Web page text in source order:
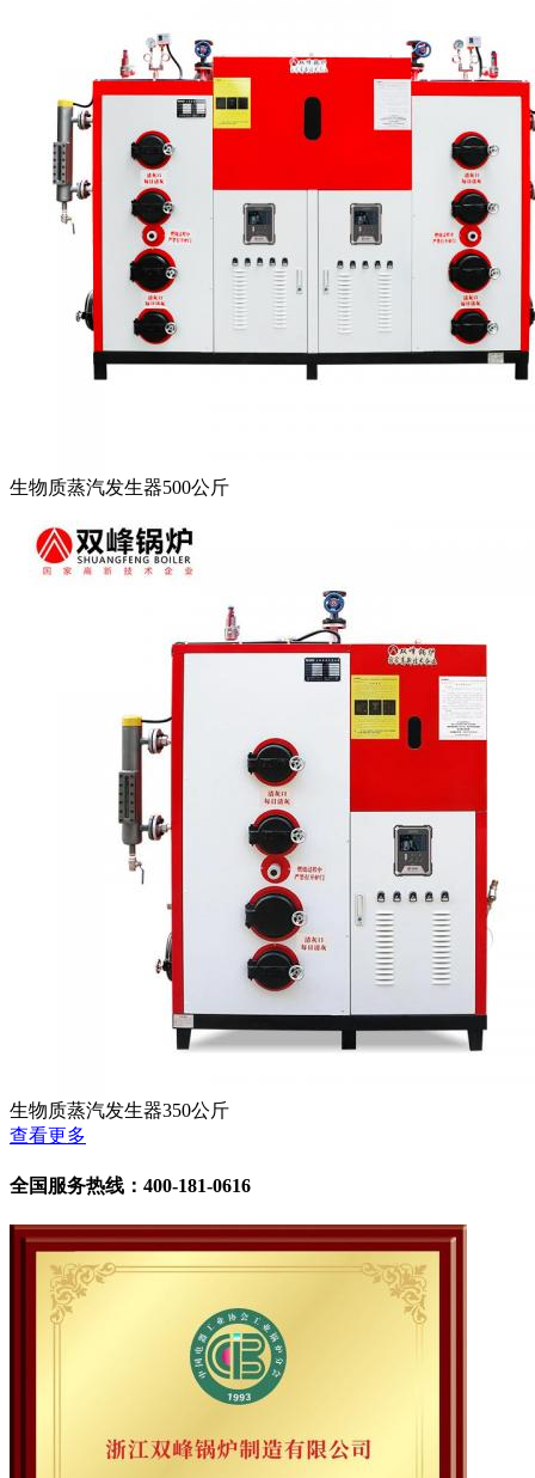
生物质蒸汽发生器500公斤
生物质蒸汽发生器350公斤
查看更多
全国服务热线：400-181-0616